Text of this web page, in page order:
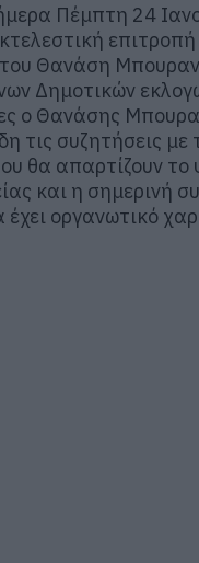
Πέμπτη 24
επιτροπή
του Θανάση
Δημοτικών
ο Θανάσης
τις συζητήσεις με
θα απαρτίζουν το
και η σημερινή
έχει οργανωτικό